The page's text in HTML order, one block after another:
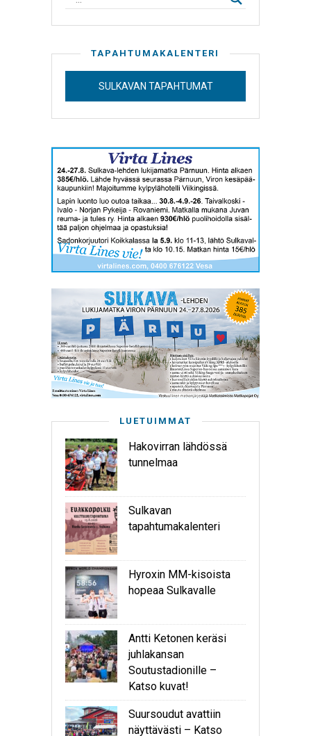
TAPAHTUMAKALENTERI
SULKAVAN TAPAHTUMAT
LUETUIMMAT
Hakovirran lähdössä
tunnelmaa
Sulkavan
tapahtumakalenteri
Hyroxin MM-kisoista
hopeaa Sulkavalle
Antti Ketonen keräsi
juhlakansan
Soutustadionille –
Katso kuvat!
Suursoudut avattiin
näyttävästi – Katso